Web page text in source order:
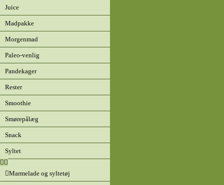
Juice
Madpakke
Morgenmad
Paleo-venlig
Pandekager
Rester
Smoothie
Smørepålæg
Snack
Syltet
Marmelade og syltetøj